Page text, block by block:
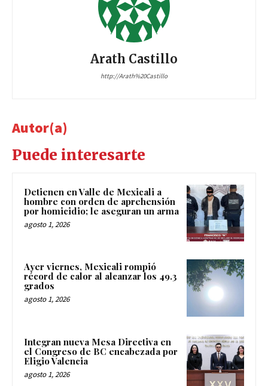
Arath Castillo
http://Arath%20Castillo
Autor(a)
Puede interesarte
Detienen en Valle de Mexicali a
hombre con orden de aprehensión
por homicidio; le aseguran un arma
agosto 1, 2026
Ayer viernes, Mexicali rompió
récord de calor al alcanzar los 49.3
grados
agosto 1, 2026
Integran nueva Mesa Directiva en
el Congreso de BC encabezada por
Eligio Valencia
agosto 1, 2026